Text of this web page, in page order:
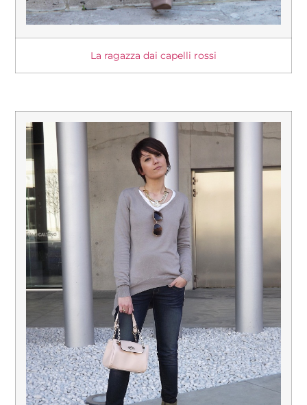
La ragazza dai capelli rossi